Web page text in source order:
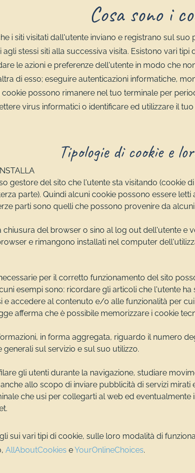
Cosa sono i
i siti visitati dall'utente inviano e registrano sul
stessi siti alla successiva visita. Esistono vari
le azioni e preferenze dell'utente in modo che
di esso; eseguire autenticazioni informatiche,
possono rimanere nel tuo terminale per
virus informatici o identificare ed utilizzare il
Tipologie di cookie e
gestore del sito che l'utente sta visitando (cookie
parte). Quindi alcuni cookie possono essere
parti sono quelli che possono provenire da
del browser o sino al log out dell'utente e
e rimangono installati nel computer
per il corretto funzionamento del sito
esempi sono: ricordare gli articoli che l'utente
e accedere al contenuto e/o alle funzionalità per
afferma che è possibile memorizzare i cookie
in forma aggregata, riguardo il numero
sul servizio e sul suo utilizzo.
gli utenti durante la navigazione, studiare
allo scopo di inviare pubblicità di servizi
che usi per collegarti al web ed
sui vari tipi di cookie, sulle loro modalità di
AllAboutCookies eYourOnlineChoices.